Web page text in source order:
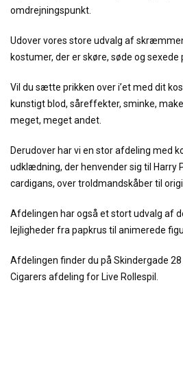
omdrejningspunkt.
Udover vores store udvalg af
kostumer, der er skøre, søde og sexede
Vil du sætte prikken over i’et med dit
kunstigt blod, såreffekter, sminke,
meget, meget andet.
Derudover har vi en stor afdeling med
udklædning, der henvender sig til Harry
cardigans, over troldmandskåber til
Afdelingen har også et stort udvalg af
lejligheder fra papkrus til animerede
Afdelingen finder du på Skindergade
Cigarers afdeling for Live Rollespil.